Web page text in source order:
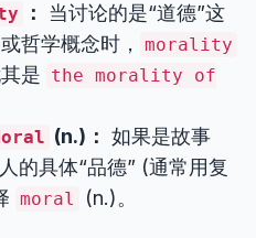
：
当讨论的是“道德”这
哲学概念时， morality
是 the morality of
(n.)： 如果是故事
的具体“品德” (通常用复
moral (n.)。